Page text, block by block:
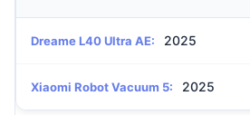
Dreame L40 Ultra AE: 2025
Xiaomi Robot Vacuum 5: 2025